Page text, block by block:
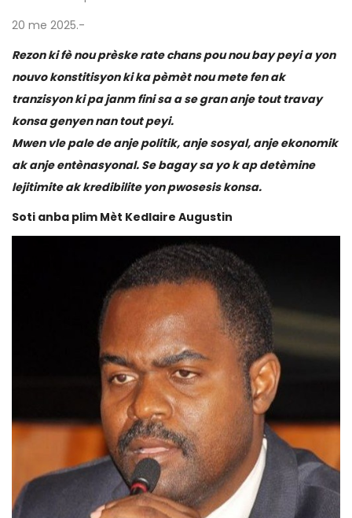
20 me 2025.-
Rezon ki fè nou prèske rate chans pou nou bay peyi a yon
nouvo konstitisyon ki ka pèmèt nou mete fen ak
tranzisyon ki pa janm fini sa a se gran anje tout travay
konsa genyen nan tout peyi.
Mwen vle pale de anje politik, anje sosyal, anje ekonomik
ak anje entènasyonal. Se bagay sa yo k ap detèmine
lejitimite ak kredibilite yon pwosesis konsa.
Soti anba plim Mèt Kedlaire Augustin